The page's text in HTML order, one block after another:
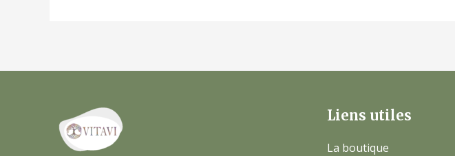
Liens utiles
La boutique